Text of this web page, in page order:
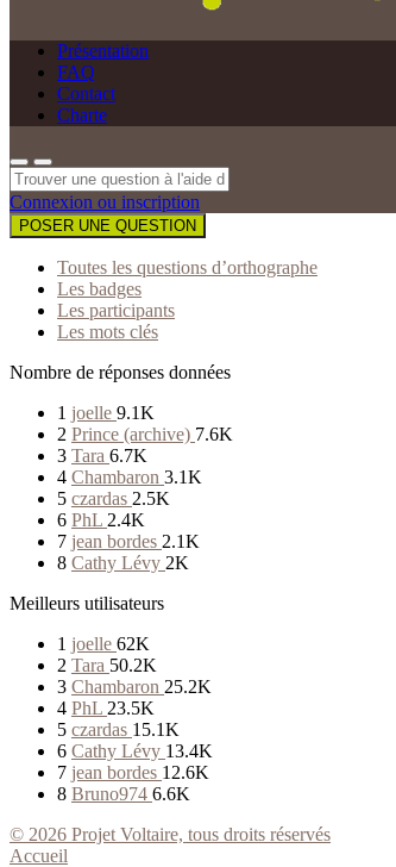
Présentation
FAQ
Contact
Charte
Connexion ou inscription
POSER UNE QUESTION
Toutes les questions d’orthographe
Les badges
Les participants
Les mots clés
Nombre de réponses données
1 joelle 9.1K
2 Prince (archive) 7.6K
3 Tara 6.7K
4 Chambaron 3.1K
5 czardas 2.5K
6 PhL 2.4K
7 jean bordes 2.1K
8 Cathy Lévy 2K
Meilleurs utilisateurs
1 joelle 62K
2 Tara 50.2K
3 Chambaron 25.2K
4 PhL 23.5K
5 czardas 15.1K
6 Cathy Lévy 13.4K
7 jean bordes 12.6K
8 Bruno974 6.6K
© 2026 Projet Voltaire, tous droits réservés
Accueil